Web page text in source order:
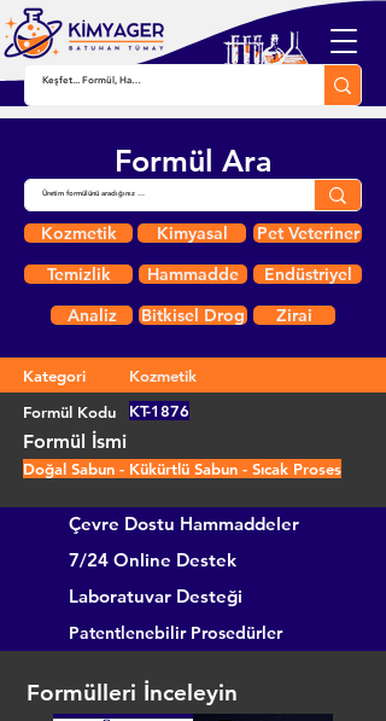
Formül Ara
Kozmetik Kimyasal
Pet Veteriner
Temizlik
Hammadde
Endüstriyel
Analiz
Bitkisel Drog Zirai
Kategori
Kozmetik
Formül Kodu
KT-1876
Formül İsmi
Doğal Sabun - Kükürtlü Sabun - Sıcak Proses
Çevre Dostu Hammaddeler
7/24 Online Destek
Laboratuvar Desteği
Patentlenebilir Prosedürler
Formülleri İnceleyin